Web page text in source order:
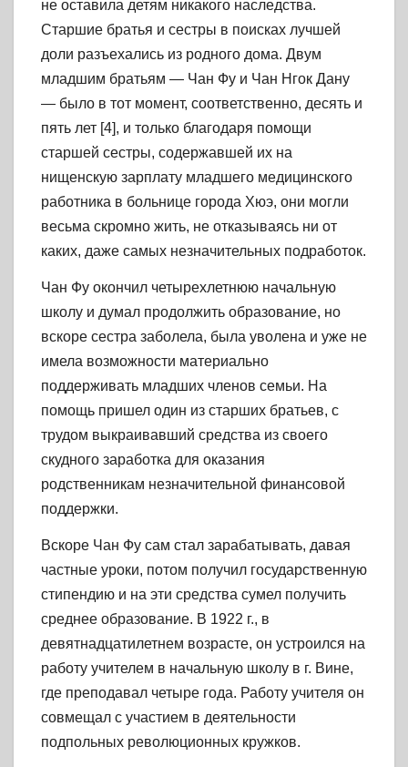
не оставила детям никакого наследства.
Старшие братья и сестры в поисках лучшей
доли разъехались из родного дома. Двум
младшим братьям — Чан Фу и Чан Нгок Дану
— было в тот момент, соответственно, десять и
пять лет [4], и только благодаря помощи
старшей сестры, содержавшей их на
нищенскую зарплату младшего медицинского
работника в больнице города Хюэ, они могли
весьма скромно жить, не отказываясь ни от
каких, даже самых незначительных подработок.
Чан Фу окончил четырехлетнюю начальную
школу и думал продолжить образование, но
вскоре сестра заболела, была уволена и уже не
имела возможности материально
поддерживать младших членов семьи. На
помощь пришел один из старших братьев, с
трудом выкраивавший средства из своего
скудного заработка для оказания
родственникам незначительной финансовой
поддержки.
Вскоре Чан Фу сам стал зарабатывать, давая
частные уроки, потом получил государственную
стипендию и на эти средства сумел получить
среднее образование. В 1922 г., в
девятнадцатилетнем возрасте, он устроился на
работу учителем в начальную школу в г. Вине,
где преподавал четыре года. Работу учителя он
совмещал с участием в деятельности
подпольных революционных кружков.